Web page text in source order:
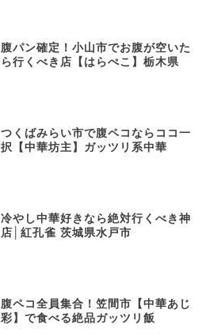
​腹パン確定！小山市でお腹が空いた
ら行くべき店【はらぺこ】栃木県
つくばみらい市で腹ペコならココ一
択【中華坊主】ガッツリ系中華
冷やし中華好きなら絶対行くべき神
店│紅孔雀 茨城県水戸市
​腹ペコ全員集合！笠間市【中華あじ
彩】で食べる絶品ガッツリ飯